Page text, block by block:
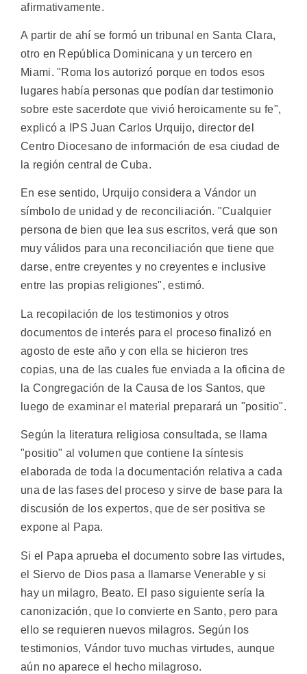
afirmativamente.
A partir de ahí se formó un tribunal en Santa Clara,
otro en República Dominicana y un tercero en
Miami. "Roma los autorizó porque en todos esos
lugares había personas que podían dar testimonio
sobre este sacerdote que vivió heroicamente su fe",
explicó a IPS Juan Carlos Urquijo, director del
Centro Diocesano de información de esa ciudad de
la región central de Cuba.
En ese sentido, Urquijo considera a Vándor un
símbolo de unidad y de reconciliación. "Cualquier
persona de bien que lea sus escritos, verá que son
muy válidos para una reconciliación que tiene que
darse, entre creyentes y no creyentes e inclusive
entre las propias religiones", estimó.
La recopilación de los testimonios y otros
documentos de interés para el proceso finalizó en
agosto de este año y con ella se hicieron tres
copias, una de las cuales fue enviada a la oficina de
la Congregación de la Causa de los Santos, que
luego de examinar el material preparará un "positio".
Según la literatura religiosa consultada, se llama
"positio" al volumen que contiene la síntesis
elaborada de toda la documentación relativa a cada
una de las fases del proceso y sirve de base para la
discusión de los expertos, que de ser positiva se
expone al Papa.
Si el Papa aprueba el documento sobre las virtudes,
el Siervo de Dios pasa a llamarse Venerable y si
hay un milagro, Beato. El paso siguiente sería la
canonización, que lo convierte en Santo, pero para
ello se requieren nuevos milagros. Según los
testimonios, Vándor tuvo muchas virtudes, aunque
aún no aparece el hecho milagroso.